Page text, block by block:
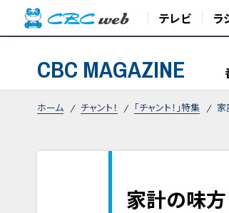
テレビ ラ
CBC MAGAZINE
ホーム チャント！ 「チャント！」特集 家
家計の味